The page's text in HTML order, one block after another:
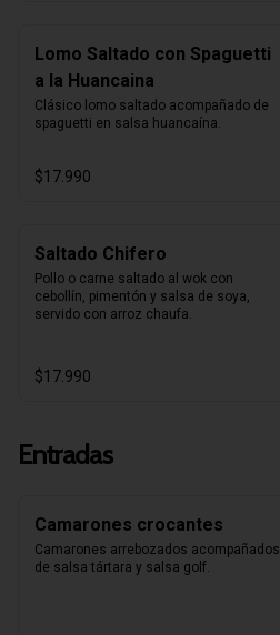
Lomo Saltado con Spaguetti
a la Huancaina
Clásico lomo saltado acompañado de
spaguetti en salsa huancaína.
$17.990
Saltado Chifero
Pollo o carne saltado al wok con
cebollín, pimentón y salsa de soya,
servido con arroz chaufa.
$17.990
Entradas
Camarones crocantes
Camarones arrebozados acompañados
de salsa tártara y salsa golf.